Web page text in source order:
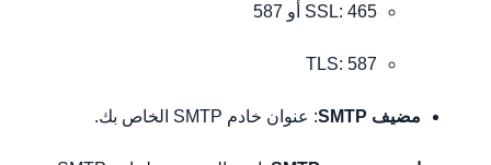
SSL: 465 أو 587
TLS: 587
مضيف SMTP : عنوان خادم SMTP الخاص بك.